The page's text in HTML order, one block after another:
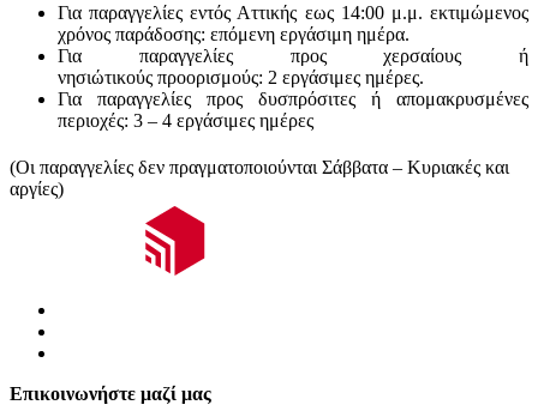
Για παραγγελίες εντός Αττικής εως 14:00 μ.μ. εκτιμώμενος
χρόνος παράδοσης: επόμενη εργάσιμη ημέρα.
Για παραγγελίες προς χερσαίους ή
νησιώτικούς προορισμούς: 2 εργάσιμες ημέρες.
Για παραγγελίες προς δυσπρόσιτες ή απομακρυσμένες
περιοχές: 3 – 4 εργάσιμες ημέρες
(Οι παραγγελίες δεν πραγματοποιούνται Σάββατα – Κυριακές και
αργίες)
Επικοινωνήστε μαζί μας